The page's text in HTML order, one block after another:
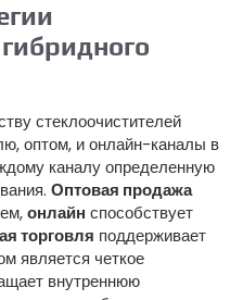
стеклоочистителей
оптом, и онлайн-каналы в
каналу определенную
Оптовая продажа
онлайн способствует
торговля поддерживает
является четкое
внутреннюю